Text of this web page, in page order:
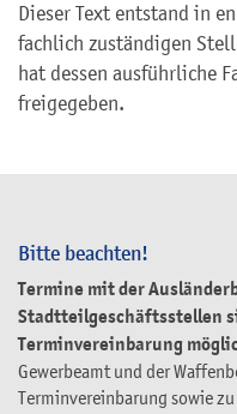
Bitte beachten!
Termine mit der
Stadtteilgeschäftsstellen
Terminvereinbarung
Gewerbeamt und der
Terminvereinbarung sowie
Dieser Text entstand in
fachlich zuständigen
hat dessen ausführliche
freigegeben.